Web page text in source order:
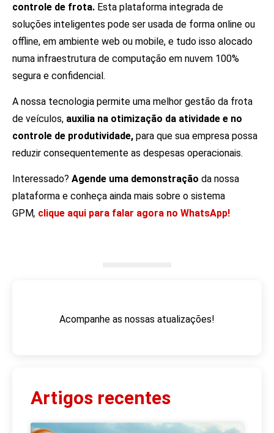
controle de frota. Esta plataforma integrada de
soluções inteligentes pode ser usada de forma online ou
offline, em ambiente web ou mobile, e tudo isso alocado
numa infraestrutura de computação em nuvem 100%
segura e confidencial.
A nossa tecnologia permite uma melhor gestão da frota
de veículos, auxilia na otimização da atividade e no
controle de produtividade, para que sua empresa possa
reduzir consequentemente as despesas operacionais.
Interessado? Agende uma demonstração da nossa
plataforma e conheça ainda mais sobre o sistema
GPM, clique aqui para falar agora no WhatsApp!
Acompanhe as nossas atualizações!
Artigos recentes